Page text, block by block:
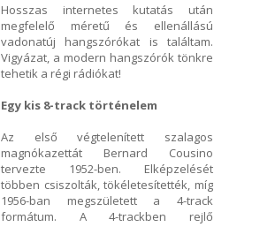
Hosszas internetes kutatás után
megfelelő méretű és ellenállású
vadonatúj hangszórókat is találtam.
Vigyázat, a modern hangszórók tönkre
tehetik a régi rádiókat!
Egy kis 8-track történelem
Az első végtelenített szalagos
magnókazettát Bernard Cousino
tervezte 1952-ben. Elképzelését
többen csiszolták, tökéletesítették, míg
1956-ban megszületett a 4-track
formátum. A 4-trackben rejlő